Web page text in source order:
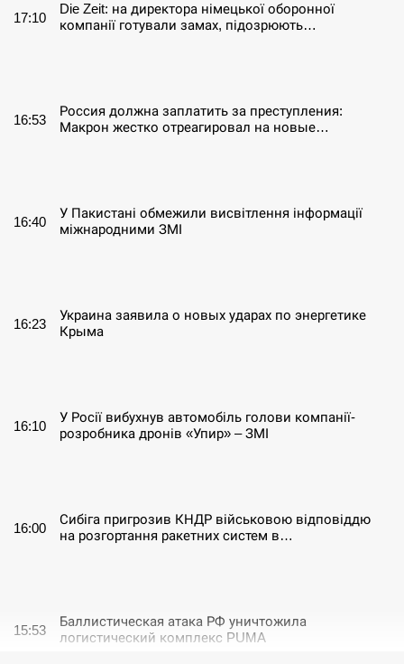
17:10
Die Zeit: на директора німецької оборонної
компанії готували замах, підозрюють…
16:53
Россия должна заплатить за преступления:
Макрон жестко отреагировал на новые…
16:40
У Пакистані обмежили висвітлення інформації
міжнародними ЗМІ
16:23
Украина заявила о новых ударах по энергетике
Крыма
16:10
У Росії вибухнув автомобіль голови компанії-
розробника дронів «Упир» – ЗМІ
16:00
Сибіга пригрозив КНДР військовою відповіддю
на розгортання ракетних систем в…
15:53
Баллистическая атака РФ уничтожила
логистический комплекс PUMA